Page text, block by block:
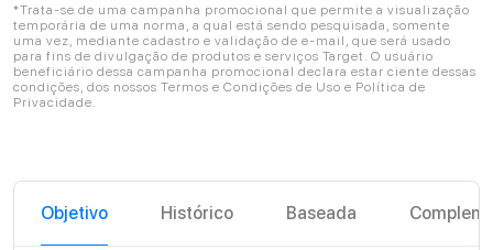
*Trata-se de uma campanha promocional que permite a visualização
temporária de uma norma, a qual está sendo pesquisada, somente
uma vez, mediante cadastro e validação de e-mail, que será usado
para fins de divulgação de produtos e serviços Target. O usuário
beneficiário dessa campanha promocional declara estar ciente dessas
condições, dos nossos Termos e Condições de Uso e Política de
Privacidade.
Objetivo Histórico Baseada